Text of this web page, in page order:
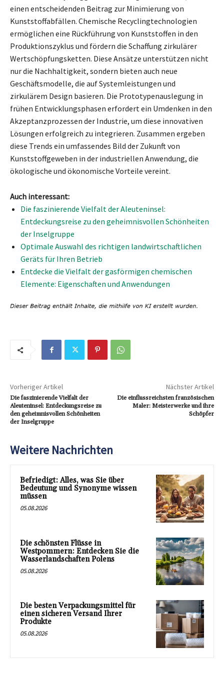
einen entscheidenden Beitrag zur Minimierung von
Kunststoffabfällen. Chemische Recyclingtechnologien
ermöglichen eine Rückführung von Kunststoffen in den
Produktionszyklus und fördern die Schaffung zirkulärer
Wertschöpfungsketten. Diese Ansätze unterstützen nicht
nur die Nachhaltigkeit, sondern bieten auch neue
Geschäftsmodelle, die auf Systemleistungen und
zirkulärem Design basieren. Die Prototypenauslegung in
frühen Entwicklungsphasen erfordert ein Umdenken in den
Akzeptanzprozessen der Industrie, um diese innovativen
Lösungen erfolgreich zu integrieren. Zusammen ergeben
diese Trends ein umfassendes Bild der Zukunft von
Kunststoffgeweben in der industriellen Anwendung, die
ökologische und ökonomische Vorteile vereint.
Auch interessant:
Die faszinierende Vielfalt der Aleuteninsel:
Entdeckungsreise zu den geheimnisvollen Schönheiten
der Inselgruppe
Optimale Auswahl des richtigen landwirtschaftlichen
Geräts für Ihren Betrieb
Entdecke die Vielfalt der gasförmigen chemischen
Elemente: Eigenschaften und Anwendungen
Vorheriger Artikel
Die faszinierende Vielfalt der
Aleuteninsel: Entdeckungsreise zu
den geheimnisvollen Schönheiten
der Inselgruppe
Nächster Artikel
Die einflussreichsten französischen
Maler: Meisterwerke und ihre
Schöpfer
Weitere Nachrichten
Befriedigt: Alles, was Sie über
Bedeutung und Synonyme wissen
müssen
05.08.2026
Die schönsten Flüsse in
Westpommern: Entdecken Sie die
Wasserlandschaften Polens
05.08.2026
Die besten Verpackungsmittel für
einen sicheren Versand Ihrer
Produkte
05.08.2026